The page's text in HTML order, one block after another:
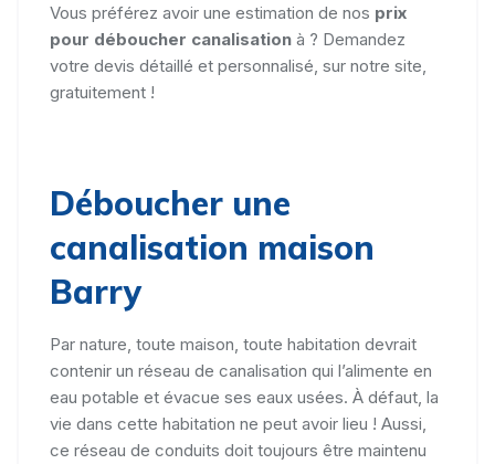
Vous préférez avoir une estimation de nos prix
pour déboucher canalisation à ? Demandez
votre devis détaillé et personnalisé, sur notre site,
gratuitement !
Déboucher une
canalisation maison
Barry
Par nature, toute maison, toute habitation devrait
contenir un réseau de canalisation qui l’alimente en
eau potable et évacue ses eaux usées. À défaut, la
vie dans cette habitation ne peut avoir lieu ! Aussi,
ce réseau de conduits doit toujours être maintenu